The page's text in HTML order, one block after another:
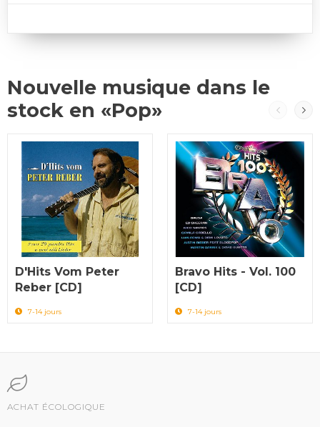
Nouvelle musique dans le
stock en «Pop»
D'Hits Vom Peter
Reber [CD]
7-14 jours
Bravo Hits - Vol. 100
[CD]
7-14 jours
ACHAT ÉCOLOGIQUE